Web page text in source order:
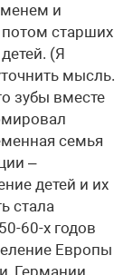
и
старших
(Я
мысль.
зубы вместе
семья
–
детей и их
стала
60-х годов
Европы
Германии,